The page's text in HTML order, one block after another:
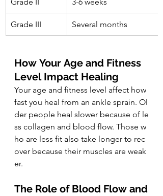
Grade III Several months
How Your Age and Fitness
Level Impact Healing
Your age and fitness level affect how
fast you heal from an ankle sprain. Ol
der people heal slower because of le
ss collagen and blood flow. Those w
ho are less fit also take longer to rec
over because their muscles are weak
er.
The Role of Blood Flow and